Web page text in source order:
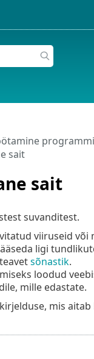
sait
sait
suvanditest.
viiruseid või
ligi
sõnastik.
loodud
mille edastate.
mis